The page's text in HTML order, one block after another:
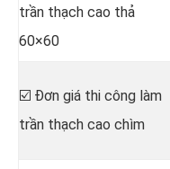
trần thạch cao thả
60×60
☑️ Đơn giá thi công làm
trần thạch cao chìm